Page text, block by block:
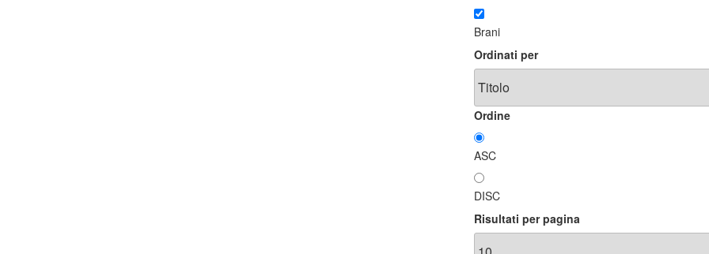
Brani
Ordinati per
Ordine
ASC
DISC
Risultati per pagina